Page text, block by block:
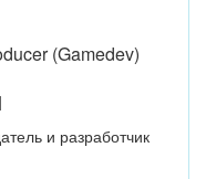
(Gamedev)
и разработчик